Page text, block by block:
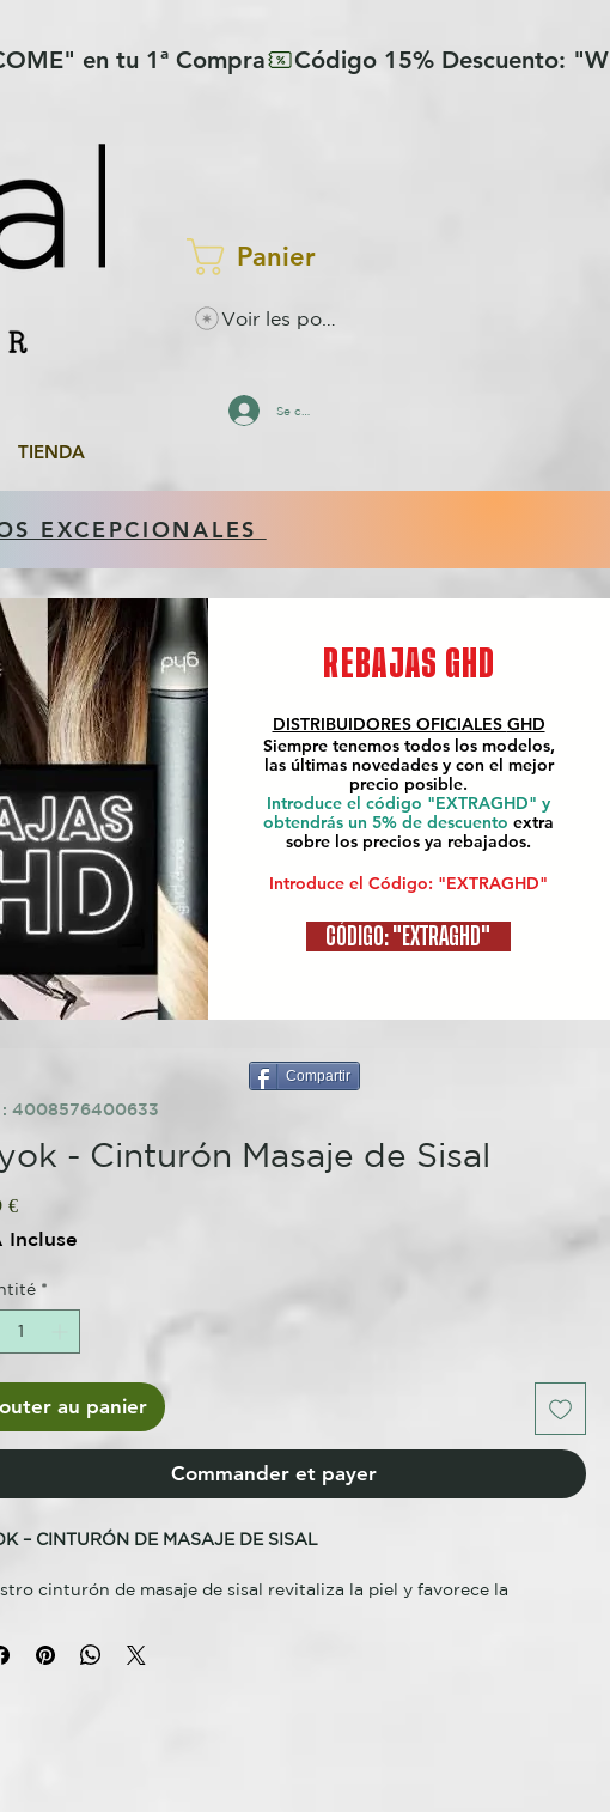
Panier
Se connecter
TIENDA
EXCEPCIONALES
REBAJAS GHD
DISTRIBUIDORES OFICIALES GHD
Siempre tenemos todos los modelos,
las últimas novedades y con el mejor
precio posible.
Introduce el código "EXTRAGHD" y
obtendrás un 5% de descuento extra
sobre los precios ya rebajados.
Introduce el Código: "EXTRAGHD"
CÓDIGO: "EXTRAGHD"
: 4008576400633
- Cinturón Masaje de Sisal
€Prix
Incluse
*
au panier
Commander et payer
– CINTURÓN DE MASAJE DE SISAL
cinturón de masaje de sisal revitaliza la piel y favorece la
sanguínea.
Compartir